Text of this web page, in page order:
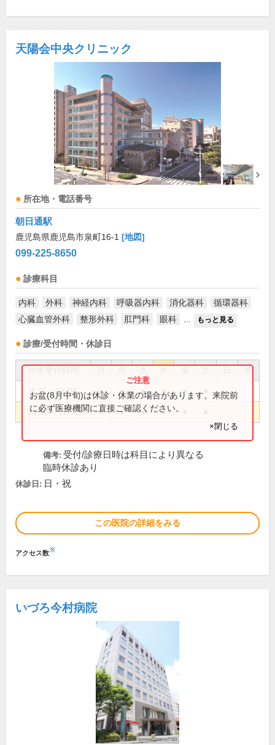
天陽会中央クリニック
所在地・電話番号
朝日通駅
鹿児島県鹿児島市泉町16-1 [地図]
099-225-8650
診療科目
内科 外科 神経内科 呼吸器内科 消化器科
循環器科
心臓血管外科
整形外科 肛門科 眼科 もっと見る
診療/受付時間・休診日
祝
8:30～13:00 ● ● ● ● ●
14:00～17:30 ● ● ● ●
お盆(8月中旬)は休診・休業の場合があります。来院前
に必ず医療機関に直接ご確認ください。
×閉じる
備考: 受付/診療日時は科目により異なる
臨時休診あり
休診日: 日・祝
この医院の詳細をみる
アクセス数※
いづろ今村病院